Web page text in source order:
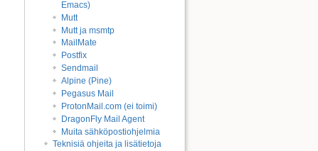
Emacs)
Mutt
Mutt ja msmtp
MailMate
Postfix
Sendmail
Alpine (Pine)
Pegasus Mail
ProtonMail.com (ei toimi)
DragonFly Mail Agent
Muita sähköpostiohjelmia
Teknisiä ohjeita ja lisätietoja